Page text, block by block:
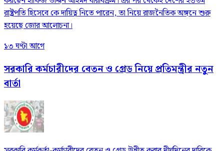
রাষ্ট্রপতি হিসেবে কে দায়িত্ব নিতে পারেন, তা নিয়ে রাজনৈতিক অঙ্গনে শুরু
হয়েছে জোর আলোচনা।
১৩ ঘণ্টা আগে
সরকারি কর্মচারীদের বেতন ও গ্রেড নিয়ে প্রতিমন্ত্রীর নতুন
বার্তা